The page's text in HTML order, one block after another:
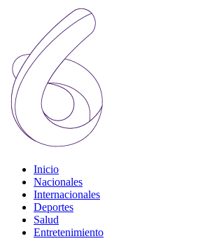
Inicio
Nacionales
Internacionales
Deportes
Salud
Entretenimiento